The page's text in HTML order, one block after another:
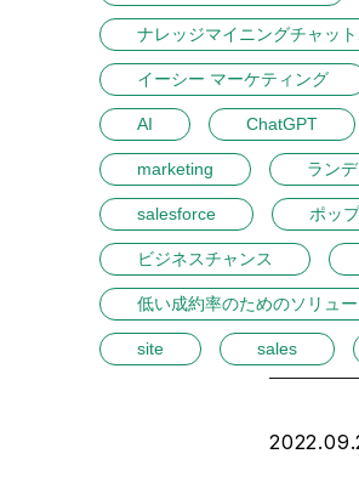
ナレッジマイニングチャット
イーシー マーケティング
AI ChatGPT
marketing ラン
salesforce ポッ
ビジネスチャンス
低い成約率のためのソリュ
site sales